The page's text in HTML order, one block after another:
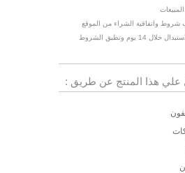
واتفاقية الشراء من الموقع
> يمكن الاسترجاع والاستبدال خلال 14 يوم وتطبق الشروط
هذا المنتج عن طريق :